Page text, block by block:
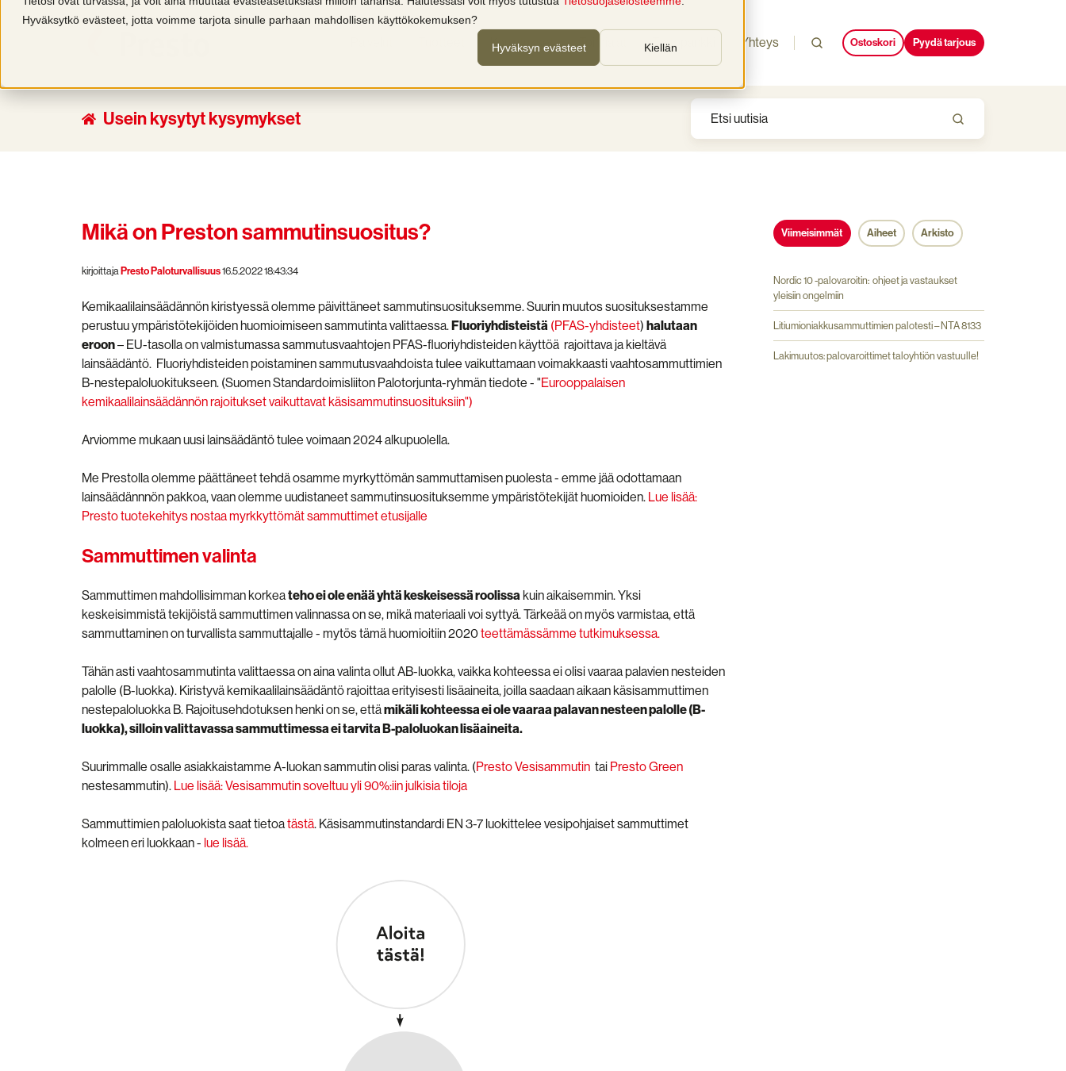
Hyväksytkö evästeet, jotta voimme tarjota sinulle parhaan mahdollisen käyttökokemuksen?
Hyväksyn evästeet Kiellän
Koulutukset Toimialat Tietopankki Yhteys Ostoskori Pyydä tarjous
Usein kysytyt kysymykset
Mikä on Preston sammutinsuositus?
kirjoittaja Presto Paloturvallisuus16.5.2022 18:43:34
Kemikaalilainsäädännön kiristyessä olemme päivittäneet sammutinsuosituksemme. Suurin muutos suosituksestamme
perustuu ympäristötekijöiden huomioimiseen sammutinta valittaessa.Fluoriyhdisteistä (PFAS-yhdisteet) halutaan
eroon– EU-tasolla on valmistumassa sammutusvaahtojen PFAS-fluoriyhdisteiden käyttöä rajoittava ja kieltävä
lainsäädäntö. Fluoriyhdisteiden poistaminen sammutusvaahdoista tulee vaikuttamaan voimakkaasti vaahtosammuttimien
B-nestepaloluokitukseen. (Suomen Standardoimisliiton Palotorjunta-ryhmän tiedote - "Eurooppalaisen
kemikaalilainsäädännön rajoitukset vaikuttavat käsisammutinsuosituksiin")
Arviomme mukaan uusi lainsäädäntö tulee voimaan 2024 alkupuolella.
Me Prestolla olemme päättäneet tehdä osamme myrkyttömän sammuttamisen puolesta - emme jää odottamaan
lainsäädännnön pakkoa, vaan olemme uudistaneet sammutinsuosituksemme ympäristötekijät huomioiden. Lue lisää:
Presto tuotekehitys nostaa myrkkyttömät sammuttimet etusijalle
Sammuttimen valinta
Sammuttimen mahdollisimman korkeateho ei ole enää yhtä keskeisessä roolissakuin aikaisemmin. Yksi
keskeisimmistä tekijöistä sammuttimen valinnassa on se, mikä materiaali voi syttyä. Tärkeää on myös varmistaa, että
sammuttaminen on turvallista sammuttajalle - mytös tämä huomioitiin 2020teettämässämme tutkimuksessa.
Tähän asti vaahtosammutinta valittaessa on aina valinta ollut AB-luokka, vaikka kohteessa ei olisi vaaraa palavien nesteiden
palolle (B-luokka). Kiristyvä kemikaalilainsäädäntö rajoittaa erityisesti lisäaineita, joilla saadaan aikaan käsisammuttimen
nestepaloluokka B. Rajoitusehdotuksen henki on se, ettämikäli kohteessa ei ole vaaraa palavan nesteen palolle (B-
luokka), silloin valittavassa sammuttimessa ei tarvita B-paloluokan lisäaineita.
Suurimmalle osalle asiakkaistamme A-luokan sammutin olisi paras valinta. (Presto Vesisammutin tai Presto Green
nestesammutin). Lue lisää: Vesisammutin soveltuu yli 90%:iin julkisia tiloja
Sammuttimien paloluokista saat tietoatästä. Käsisammutinstandardi EN 3-7 luokittelee vesipohjaiset sammuttimet
kolmeen eri luokkaan - lue lisää.
Viimeisimmät Aiheet Arkisto
Nordic 10 -palovaroitin: ohjeet ja vastaukset
yleisiin ongelmiin
Litiumioniakkusammuttimien palotesti – NTA 8133
Lakimuutos: palovaroittimet taloyhtiön vastuulle!